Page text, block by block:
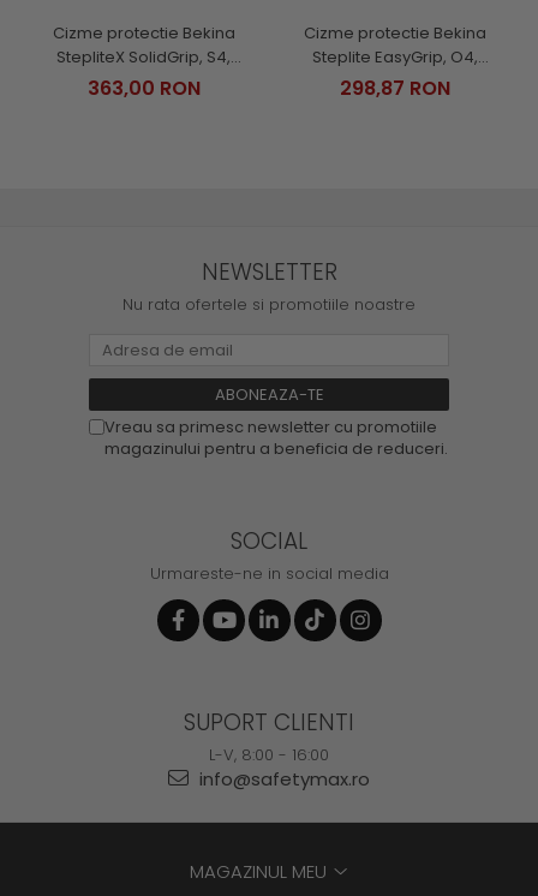
Cizme protectie Bekina
StepliteX SolidGrip, S4,
verde/negru
363,00 RON
Cizme protectie Bekina
Steplite EasyGrip, O4,
verde/negru
298,87 RON
NEWSLETTER
Nu rata ofertele si promotiile noastre
Vreau sa primesc newsletter cu promotiile
magazinului pentru a beneficia de reduceri.
SOCIAL
Urmareste-ne in social media
SUPORT CLIENTI
L-V, 8:00 - 16:00
info@safetymax.ro
MAGAZINUL MEU